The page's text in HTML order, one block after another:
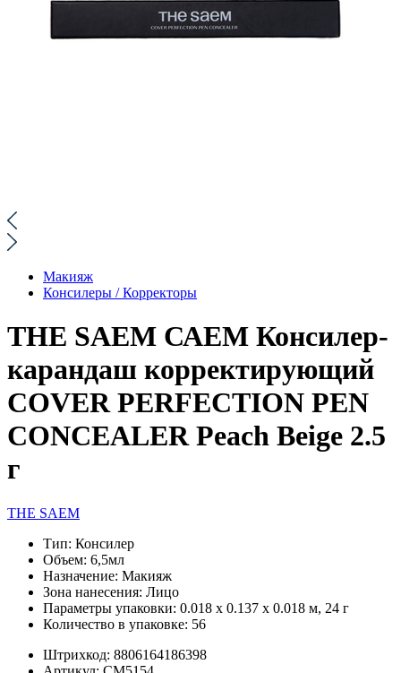
Макияж
Консилеры / Корректоры
THE SAEM САЕМ Консилер-
карандаш корректирующий
COVER PERFECTION PEN
CONCEALER Peach Beige 2.5
г
THE SAEM
Тип: Консилер
Объем: 6,5мл
Назначение: Макияж
Зона нанесения: Лицо
Параметры упаковки: 0.018 x 0.137 x 0.018 м, 24 г
Количество в упаковке: 56
Штрихкод: 8806164186398